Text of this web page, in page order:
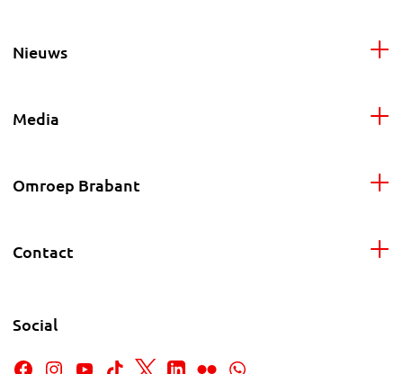
Nieuws
Media
Omroep Brabant
Contact
Social